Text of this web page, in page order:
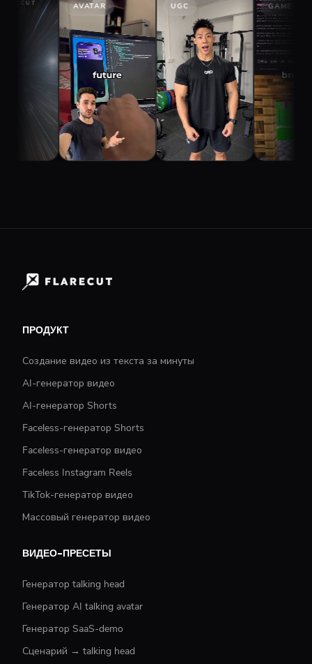
AVATAR GAMEPLAY
ПРОДУКТ
Создание видео из текста за минуты
AI-генератор видео
AI-генератор Shorts
Faceless-генератор Shorts
Faceless-генератор видео
Faceless Instagram Reels
TikTok-генератор видео
Массовый генератор видео
ВИДЕО-ПРЕСЕТЫ
Генератор talking head
Генератор AI talking avatar
Генератор SaaS-demo
Сценарий → talking head